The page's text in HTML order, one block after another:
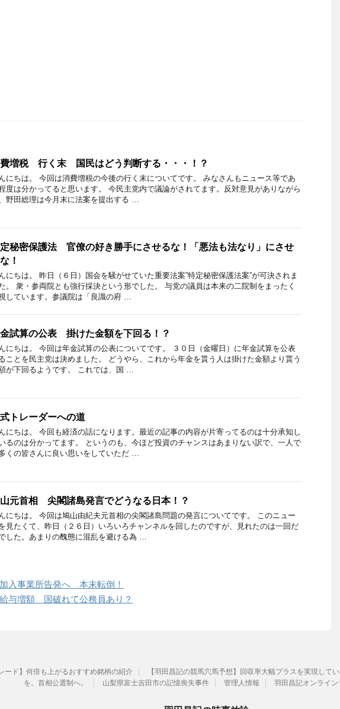
増税 行く末 国民はどう判断する・・・！？
にちは。 今回は消費増税の今後の行く末についてです。 みなさんもニュース等であ
度は分かってると思います。 今民主党内で議論がされてます。反対意見がありながら
野田総理は今月末に法案を提出する …
秘密保護法 官僚の好き勝手にさせるな！「悪法も法なり」にさせ
！
にちは。 昨日（６日）国会を騒がせていた重要法案”特定秘密保護法案”が可決されま
。 衆・参両院とも強行採決という形でした。 与党の議員は本来の二院制をまったく
しています。参議院は「良識の府 …
試算の公表 掛けた金額を下回る！？
にちは。 今回は年金試算の公表についてです。 ３０日（金曜日）に年金試算を公表
ことを民主党は決めました。 どうやら、これから年金を貰う人は掛けた金額より貰う
が下回るようです。 これでは、国 …
トレーダーへの道
にちは。 今回も経済の話になります。最近の記事の内容が片寄ってるのは十分承知し
るのは分かってます。 というのも、今ほど投資のチャンスはあまりない訳で、一人で
くの皆さんに良い思いをしていただ …
元首相 尖閣諸島発言でどうなる日本！？
にちは。 今回は鳩山由紀夫元首相の尖閣諸島問題の発言についてです。 このニュー
見たくて、昨日（２６日）いろいろチャンネルを回したのですが、見れたのは一回だ
した。あまりの醜態に混乱を避ける為 …
入事業所告発へ 本末転倒！
与増額 国破れて公務員あり？
ード】何倍も上がるおすすめ銘柄の紹介 【羽田昌記の競馬穴馬予想】回収率大幅プラスを実現して
を。首相公選制へ。
山梨県富士吉田市の記憶喪失事件 管理人情報 羽田昌記オンライン